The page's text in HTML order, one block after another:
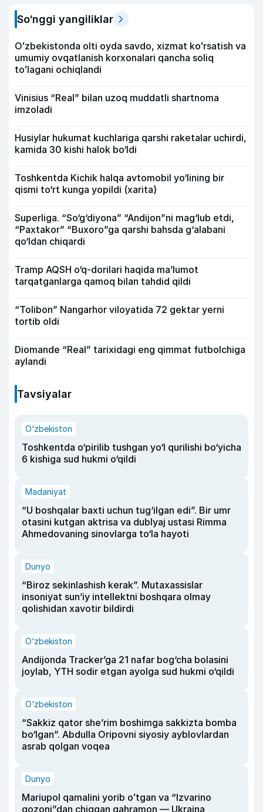
So‘nggi yangiliklar
Oʻzbekistonda olti oyda savdo, xizmat koʻrsatish va
umumiy ovqatlanish korxonalari qancha soliq
toʻlagani ochiqlandi
Vinisius “Real” bilan uzoq muddatli shartnoma
imzoladi
Husiylar hukumat kuchlariga qarshi raketalar uchirdi,
kamida 30 kishi halok bo‘ldi
Toshkentda Kichik halqa avtomobil yo‘lining bir
qismi to‘rt kunga yopildi (xarita)
Superliga. “So‘g‘diyona” “Andijon”ni mag‘lub etdi,
“Paxtakor” “Buxoro”ga qarshi bahsda g‘alabani
qo‘ldan chiqardi
Tramp AQSH o‘q-dorilari haqida ma’lumot
tarqatganlarga qamoq bilan tahdid qildi
“Tolibon” Nangarhor viloyatida 72 gektar yerni
tortib oldi
Diomande “Real” tarixidagi eng qimmat futbolchiga
aylandi
Tavsiyalar
O‘zbekiston
Toshkentda o‘pirilib tushgan yo‘l qurilishi bo‘yicha
6 kishiga sud hukmi o‘qildi
Madaniyat
“U boshqalar baxti uchun tug‘ilgan edi”. Bir umr
otasini kutgan aktrisa va dublyaj ustasi Rimma
Ahmedovaning sinovlarga to‘la hayoti
Dunyo
“Biroz sekinlashish kerak”. Mutaxassislar
insoniyat sun’iy intellektni boshqara olmay
qolishidan xavotir bildirdi
O‘zbekiston
Andijonda Tracker’ga 21 nafar bog‘cha bolasini
joylab, YTH sodir etgan ayolga sud hukmi o‘qildi
O‘zbekiston
“Sakkiz qator she’rim boshimga sakkizta bomba
bo‘lgan”. Abdulla Oripovni siyosiy ayblovlardan
asrab qolgan voqea
Dunyo
Mariupol qamalini yorib oʻtgan va “Izvarino
qozoni”dan chiqqan qahramon — Ukraina